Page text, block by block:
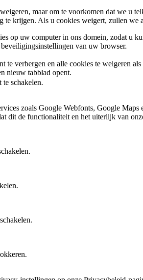
maar om te voorkomen dat we u
te krijgen. Als u cookies weigert, zullen
op uw computer in ons domein, zodat u
van uw browser.
te verbergen en alle cookies te weigeren
nieuw tabblad opent.
schakelen.
zoals Google Webfonts, Google
dit de functionaliteit en het uiterlijk van